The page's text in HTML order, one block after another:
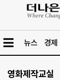
뉴스 경제
영화제작교실